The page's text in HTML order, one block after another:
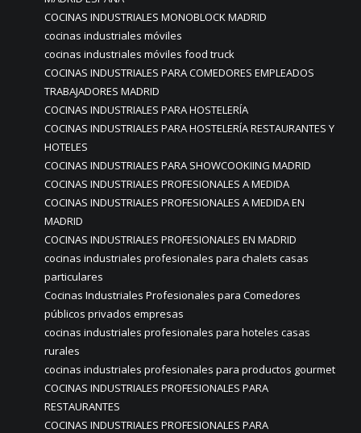
COCINAS INDUSTRIALES MONOBLOCK MADRID
cocinas industriales móviles
cocinas industriales móviles food truck
COCINAS INDUSTRIALES PARA COMEDORES EMPLEADOS
TRABAJADORES MADRID
COCINAS INDUSTRIALES PARA HOSTELERÍA
COCINAS INDUSTRIALES PARA HOSTELERÍA RESTAURANTES Y
HOTELES
COCINAS INDUSTRIALES PARA SHOWCOOKIING MADRID
COCINAS INDUSTRIALES PROFESIONALES A MEDIDA
COCINAS INDUSTRIALES PROFESIONALES A MEDIDA EN
MADRID
COCINAS INDUSTRIALES PROFESIONALES EN MADRID
cocinas industriales profesionales para chalets casas
particulares
Cocinas Industriales Profesionales para Comedores
públicos privados empresas
cocinas industriales profesionales para hoteles casas
rurales
cocinas industriales profesionales para productos gourmet
COCINAS INDUSTRIALES PROFESIONALES PARA
RESTAURANTES
COCINAS INDUSTRIALES PROFESIONALES PARA